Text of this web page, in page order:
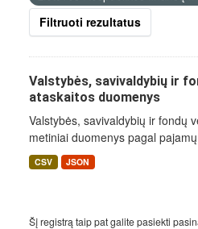
Filtruoti rezultatus
Valstybės, savivaldybių ir
ataskaitos duomenys
Valstybės, savivaldybių ir fondų
metiniai duomenys pagal
CSV JSON
Šį registrą taip pat galite pasiekti